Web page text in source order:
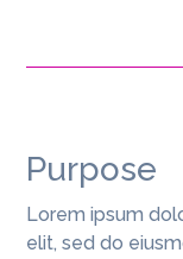
Purpose
Lorem ipsum
elit, sed do